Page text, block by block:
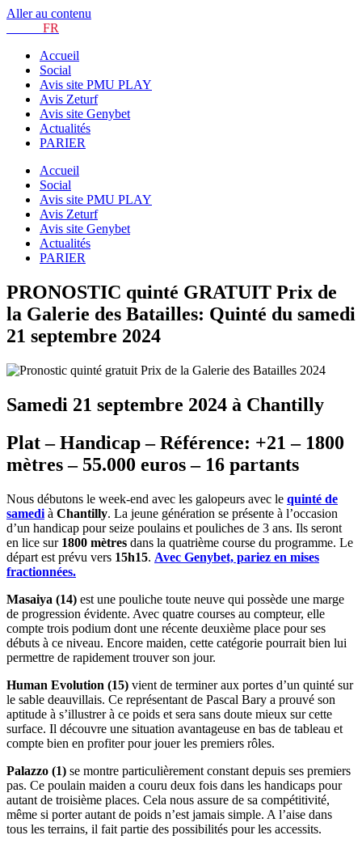
Aller au contenu
FR
Accueil
Social
Avis site PMU PLAY
Avis Zeturf
Avis site Genybet
Actualités
PARIER
Accueil
Social
Avis site PMU PLAY
Avis Zeturf
Avis site Genybet
Actualités
PARIER
PRONOSTIC quinté GRATUIT Prix de
la Galerie des Batailles: Quinté du samedi
21 septembre 2024
Samedi 21 septembre 2024 à Chantilly
Plat – Handicap – Référence: +21 – 1800
mètres – 55.000 euros – 16 partants
Nous débutons le week-end avec les galopeurs avec le quinté de
samedi à Chantilly. La jeune génération se présente à l’occasion
d’un handicap pour seize poulains et pouliches de 3 ans. Ils seront
en lice sur 1800 mètres dans la quatrième course du programme. Le
départ est prévu vers 15h15. Avec Genybet, pariez en mises
fractionnées.
Masaiya (14) est une pouliche toute neuve qui possède une marge
de progression évidente. Avec quatre courses au compteur, elle
compte trois podium dont une récente deuxième place pour ses
débuts à ce niveau. Encore maiden, cette catégorie pourrait bien lui
permettre de rapidement trouver son jour.
Human Evolution (15) vient de terminer aux portes d’un quinté sur
le sable deauvillais. Ce représentant de Pascal Bary a prouvé son
aptitude à s’illustrer à ce poids et sera sans doute mieux sur cette
surface. Il découvre une situation avantageuse en bas de tableau et
compte bien en profiter pour jouer les premiers rôles.
Palazzo (1) se montre particulièrement constant depuis ses premiers
pas. Ce poulain maiden a couru deux fois dans les handicaps pour
autant de troisième places. Cela nous assure de sa compétitivité,
même si porter autant de poids n’est jamais simple. A l’aise dans
tous les terrains, il fait partie des possibilités pour les accessits.